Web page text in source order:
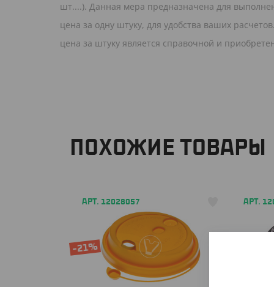
шт....). Данная мера предназначена для
цена за одну штуку, для удобства ваших
цена за штуку является справочной и
ПОХОЖИЕ ТОВАРЫ
АРТ. 12028057
-21%
АРТ.